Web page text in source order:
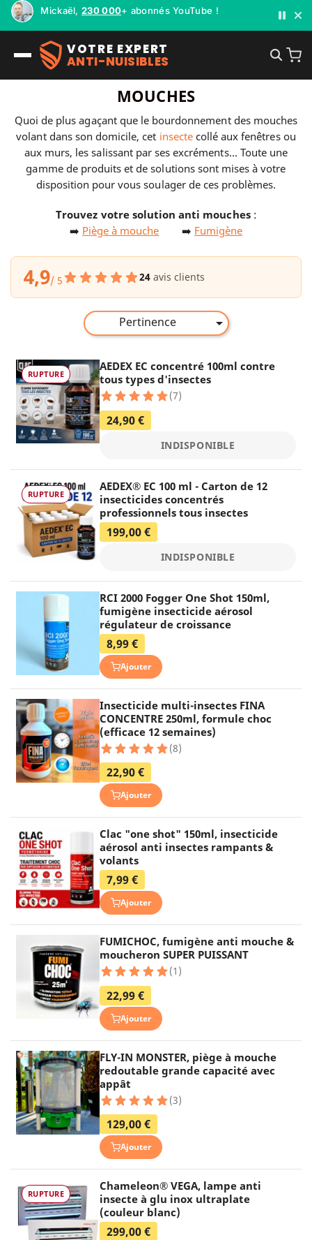
Mickaël, 230 000+ abonnés YouTube !
VOTRE EXPERT
ANTI-NUISIBLES
MOUCHES
Quoi de plus agaçant que le bourdonnement des mouches
volant dans son domicile, cet insectecollé aux fenêtres ou
aux murs, les salissant par ses excréments... Toute une
gamme de produits et de solutions sont mises à votre
disposition pour vous soulager de ces problèmes.
Trouvez votre solution anti mouches:
➡️ Piège à mouche ➡️ Fumigène
4,9/ 5 24 avis clients
Pertinence 
RUPTURE
AEDEX EC concentré 100ml contre
tous types d'insectes
(7)
24,90 €
INDISPONIBLE
RUPTURE
AEDEX® EC 100 ml - Carton de 12
insecticides concentrés
professionnels tous insectes
199,00 €
INDISPONIBLE
RCI 2000 Fogger One Shot 150ml,
fumigène insecticide aérosol
régulateur de croissance
8,99 €
Ajouter
Insecticide multi-insectes FINA
CONCENTRE 250ml, formule choc
(efficace 12 semaines)
(8)
22,90 €
Ajouter
Clac "one shot" 150ml, insecticide
aérosol anti insectes rampants &
volants
7,99 €
Ajouter
FUMICHOC, fumigène anti mouche &
moucheron SUPER PUISSANT
(1)
22,99 €
Ajouter
FLY-IN MONSTER, piège à mouche
redoutable grande capacité avec
appât
(3)
129,00 €
Ajouter
RUPTURE
Chameleon® VEGA, lampe anti
insecte à glu inox ultraplate
(couleur blanc)
299,00 €